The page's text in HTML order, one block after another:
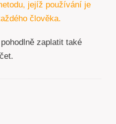
jejíž používání je
člověka.
zaplatit také